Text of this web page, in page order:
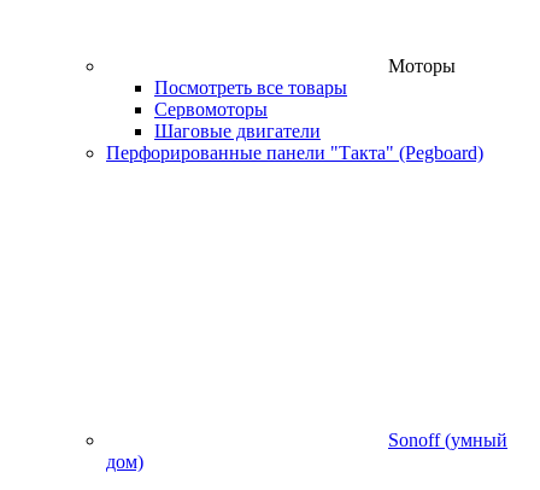
Моторы
Посмотреть все товары
Сервомоторы
Шаговые двигатели
Перфорированные панели "Такта" (Pegboard)
Sonoff (умный
дом)